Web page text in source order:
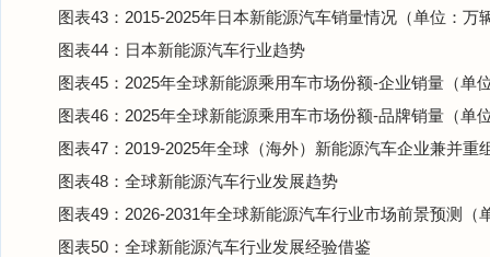
图表43：2015-2025年日本新能源汽车销量情况（单位：万
图表44：日本新能源汽车行业趋势
图表45：2025年全球新能源乘用车市场份额-企业销量（单
图表46：2025年全球新能源乘用车市场份额-品牌销量（单
图表47：2019-2025年全球（海外）新能源汽车企业兼并重
图表48：全球新能源汽车行业发展趋势
图表49：2026-2031年全球新能源汽车行业市场前景预测（
图表50：全球新能源汽车行业发展经验借鉴